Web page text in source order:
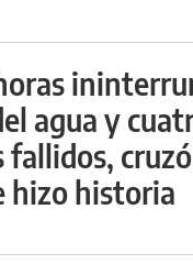
agua y
hizo historia